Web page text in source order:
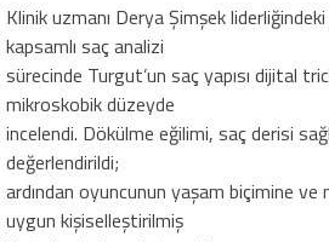
Klinik uzmanı Derya Şimşek
kapsamlı saç analizi
sürecinde Turgut’un saç yapısı dijital
mikroskobik düzeyde
incelendi. Dökülme eğilimi, saç derisi
değerlendirildi;
ardından oyuncunun yaşam biçimine ve
uygun kişiselleştirilmiş